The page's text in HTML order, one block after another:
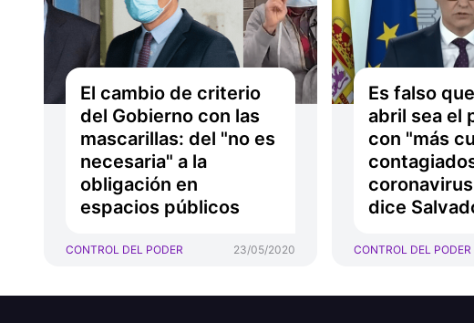
El cambio de criterio
del Gobierno con las
mascarillas: del "no es
necesaria" a la
obligación en
espacios públicos
CONTROL DEL PODER 23/05/2020
Es falso
abril sea el
con "más
dice
CONTROL DEL PODER